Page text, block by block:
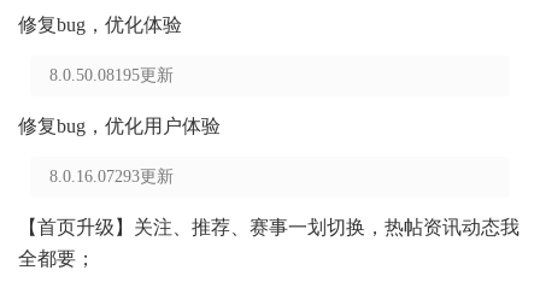
修复bug，优化体验
8.0.50.08195更新
修复bug，优化用户体验
8.0.16.07293更新
【首页升级】关注、推荐、赛事一划切换，热帖资讯动态我
全都要；